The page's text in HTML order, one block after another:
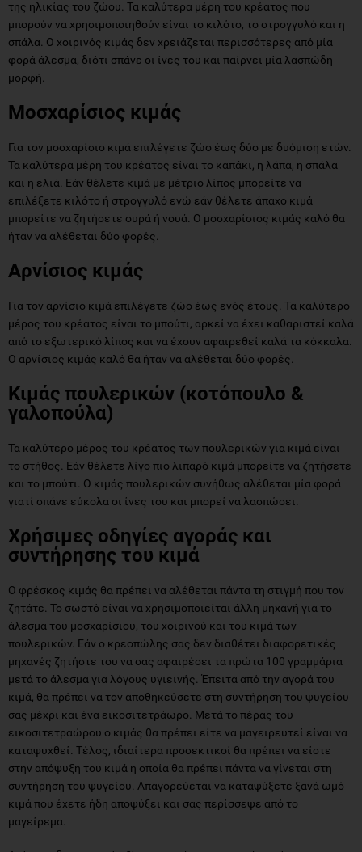
της ηλικίας του ζώου. Τα καλύτερα μέρη του κρέατος που
μπορούν να χρησιμοποιηθούν είναι το κιλότο, το στρογγυλό και η
σπάλα. Ο χοιρινός κιμάς δεν χρειάζεται περισσότερες από μία
φορά άλεσμα, διότι σπάνε οι ίνες του και παίρνει μία λασπώδη
μορφή.
Μοσχαρίσιος κιμάς
Για τον μοσχαρίσιο κιμά επιλέγετε ζώο έως δύο με δυόμιση ετών.
Τα καλύτερα μέρη του κρέατος είναι το καπάκι, η λάπα, η σπάλα
και η ελιά. Εάν θέλετε κιμά με μέτριο λίπος μπορείτε να
επιλέξετε κιλότο ή στρογγυλό ενώ εάν θέλετε άπαχο κιμά
μπορείτε να ζητήσετε ουρά ή νουά. Ο μοσχαρίσιος κιμάς καλό θα
ήταν να αλέθεται δύο φορές.
Αρνίσιος κιμάς
Για τον αρνίσιο κιμά επιλέγετε ζώο έως ενός έτους. Τα καλύτερο
μέρος του κρέατος είναι το μπούτι, αρκεί να έχει καθαριστεί καλά
από το εξωτερικό λίπος και να έχουν αφαιρεθεί καλά τα κόκκαλα.
Ο αρνίσιος κιμάς καλό θα ήταν να αλέθεται δύο φορές.
Κιμάς πουλερικών (κοτόπουλο &
γαλοπούλα)
Τα καλύτερο μέρος του κρέατος των πουλερικών για κιμά είναι
το στήθος. Εάν θέλετε λίγο πιο λιπαρό κιμά μπορείτε να ζητήσετε
και το μπούτι. Ο κιμάς πουλερικών συνήθως αλέθεται μία φορά
γιατί σπάνε εύκολα οι ίνες του και μπορεί να λασπώσει.
Χρήσιμες οδηγίες αγοράς και
συντήρησης του κιμά
Ο φρέσκος κιμάς θα πρέπει να αλέθεται πάντα τη στιγμή που τον
ζητάτε. Το σωστό είναι να χρησιμοποιείται άλλη μηχανή για το
άλεσμα του μοσχαρίσιου, του χοιρινού και του κιμά των
πουλερικών. Εάν ο κρεοπώλης σας δεν διαθέτει διαφορετικές
μηχανές ζητήστε του να σας αφαιρέσει τα πρώτα 100 γραμμάρια
μετά το άλεσμα για λόγους υγιεινής. Έπειτα από την αγορά του
κιμά, θα πρέπει να τον αποθηκεύσετε στη συντήρηση του ψυγείου
σας μέχρι και ένα εικοσιτετράωρο. Μετά το πέρας του
εικοσιτετραώρου ο κιμάς θα πρέπει είτε να μαγειρευτεί είναι να
καταψυχθεί. Τέλος, ιδιαίτερα προσεκτικοί θα πρέπει να είστε
στην απόψυξη του κιμά η οποία θα πρέπει πάντα να γίνεται στη
συντήρηση του ψυγείου. Απαγορεύεται να καταψύξετε ξανά ωμό
κιμά που έχετε ήδη αποψύξει και σας περίσσεψε από το
μαγείρεμα.